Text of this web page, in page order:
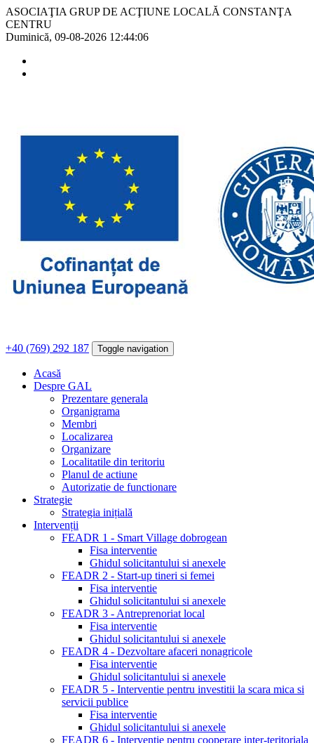
ASOCIAŢIA GRUP DE ACŢIUNE LOCALĂ CONSTANŢA
CENTRU
Duminică, 09-08-2026 12:44:06
+40 (769) 292 187 Toggle navigation
Acasă
Despre GAL
Prezentare generala
Organigrama
Membri
Localizarea
Organizare
Localitatile din teritoriu
Planul de actiune
Autorizatie de functionare
Strategie
Strategia inițială
Intervenții
FEADR 1 - Smart Village dobrogean
Fisa interventie
Ghidul solicitantului si anexele
FEADR 2 - Start-up tineri si femei
Fisa interventie
Ghidul solicitantului si anexele
FEADR 3 - Antreprenoriat local
Fisa interventie
Ghidul solicitantului si anexele
FEADR 4 - Dezvoltare afaceri nonagricole
Fisa interventie
Ghidul solicitantului si anexele
FEADR 5 - Interventie pentru investitii la scara mica si
servicii publice
Fisa interventie
Ghidul solicitantului si anexele
FEADR 6 - Interventie pentru cooperare inter-teritoriala